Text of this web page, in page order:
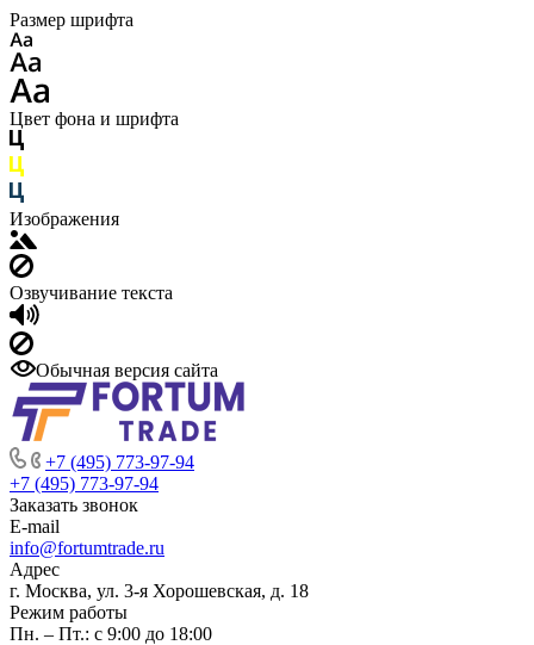
Размер шрифта
Цвет фона и шрифта
Изображения
Озвучивание текста
Обычная версия сайта
+7 (495) 773-97-94
+7 (495) 773-97-94
Заказать звонок
E-mail
info@fortumtrade.ru
Адрес
г. Москва, ул. 3-я Хорошевская, д. 18
Режим работы
Пн. – Пт.: с 9:00 до 18:00